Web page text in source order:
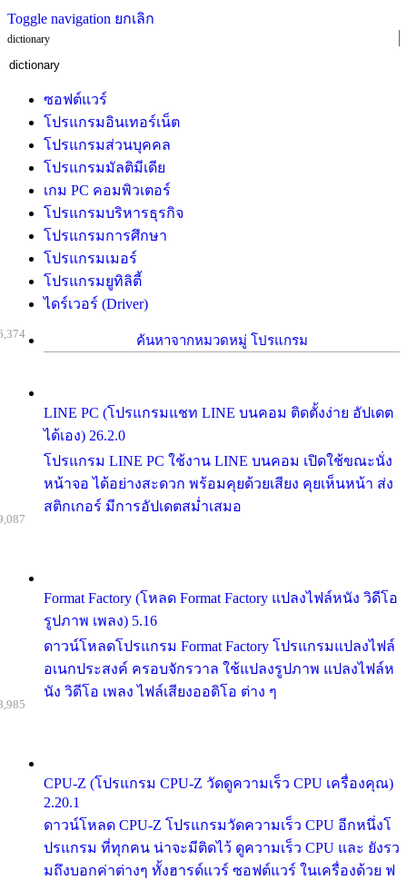
Toggle navigation ยกเลิก
dictionary
ซอฟต์แวร์
โปรแกรมอินเทอร์เน็ต
โปรแกรมส่วนบุคคล
โปรแกรมมัลติมีเดีย
เกม PC คอมพิวเตอร์
โปรแกรมบริหารธุรกิจ
โปรแกรมการศึกษา
โปรแกรมเมอร์
โปรแกรมยูทิลิตี้
ไดร์เวอร์ (Driver)
ค้นหาจากหมวดหมู่ โปรแกรม
LINE PC (โปรแกรมแชท LINE บนคอม ติดตั้งง่าย อัปเดต
ได้เอง) 26.2.0
โปรแกรม LINE PC ใช้งาน LINE บนคอม เปิดใช้ขณะนั่ง
หน้าจอ ได้อย่างสะดวก พร้อมคุยด้วยเสียง คุยเห็นหน้า ส่ง
สติกเกอร์ มีการอัปเดตสม่ำเสมอ
Format Factory (โหลด Format Factory แปลงไฟล์หนัง วิดีโอ
รูปภาพ เพลง) 5.16
ดาวน์โหลดโปรแกรม Format Factory โปรแกรมแปลงไฟล์
อเนกประสงค์ ครอบจักรวาล ใช้แปลงรูปภาพ แปลงไฟล์ห
นัง วิดีโอ เพลง ไฟล์เสียงออดิโอ ต่าง ๆ
CPU-Z (โปรแกรม CPU-Z วัดดูความเร็ว CPU เครื่องคุณ)
2.20.1
ดาวน์โหลด CPU-Z โปรแกรมวัดความเร็ว CPU อีกหนึ่งโ
ปรแกรม ที่ทุกคน น่าจะมีติดไว้ ดูความเร็ว CPU และ ยังรว
มถึงบอกค่าต่างๆ ทั้งฮารด์แวร์ ซอฟต์แวร์ ในเครื่องด้วย ฟ